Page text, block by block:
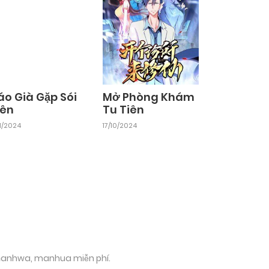
Già Gặp Sói
2024
Mở Phòng Khám
Tu Tiên
17/10/2024
manhua miễn phí.